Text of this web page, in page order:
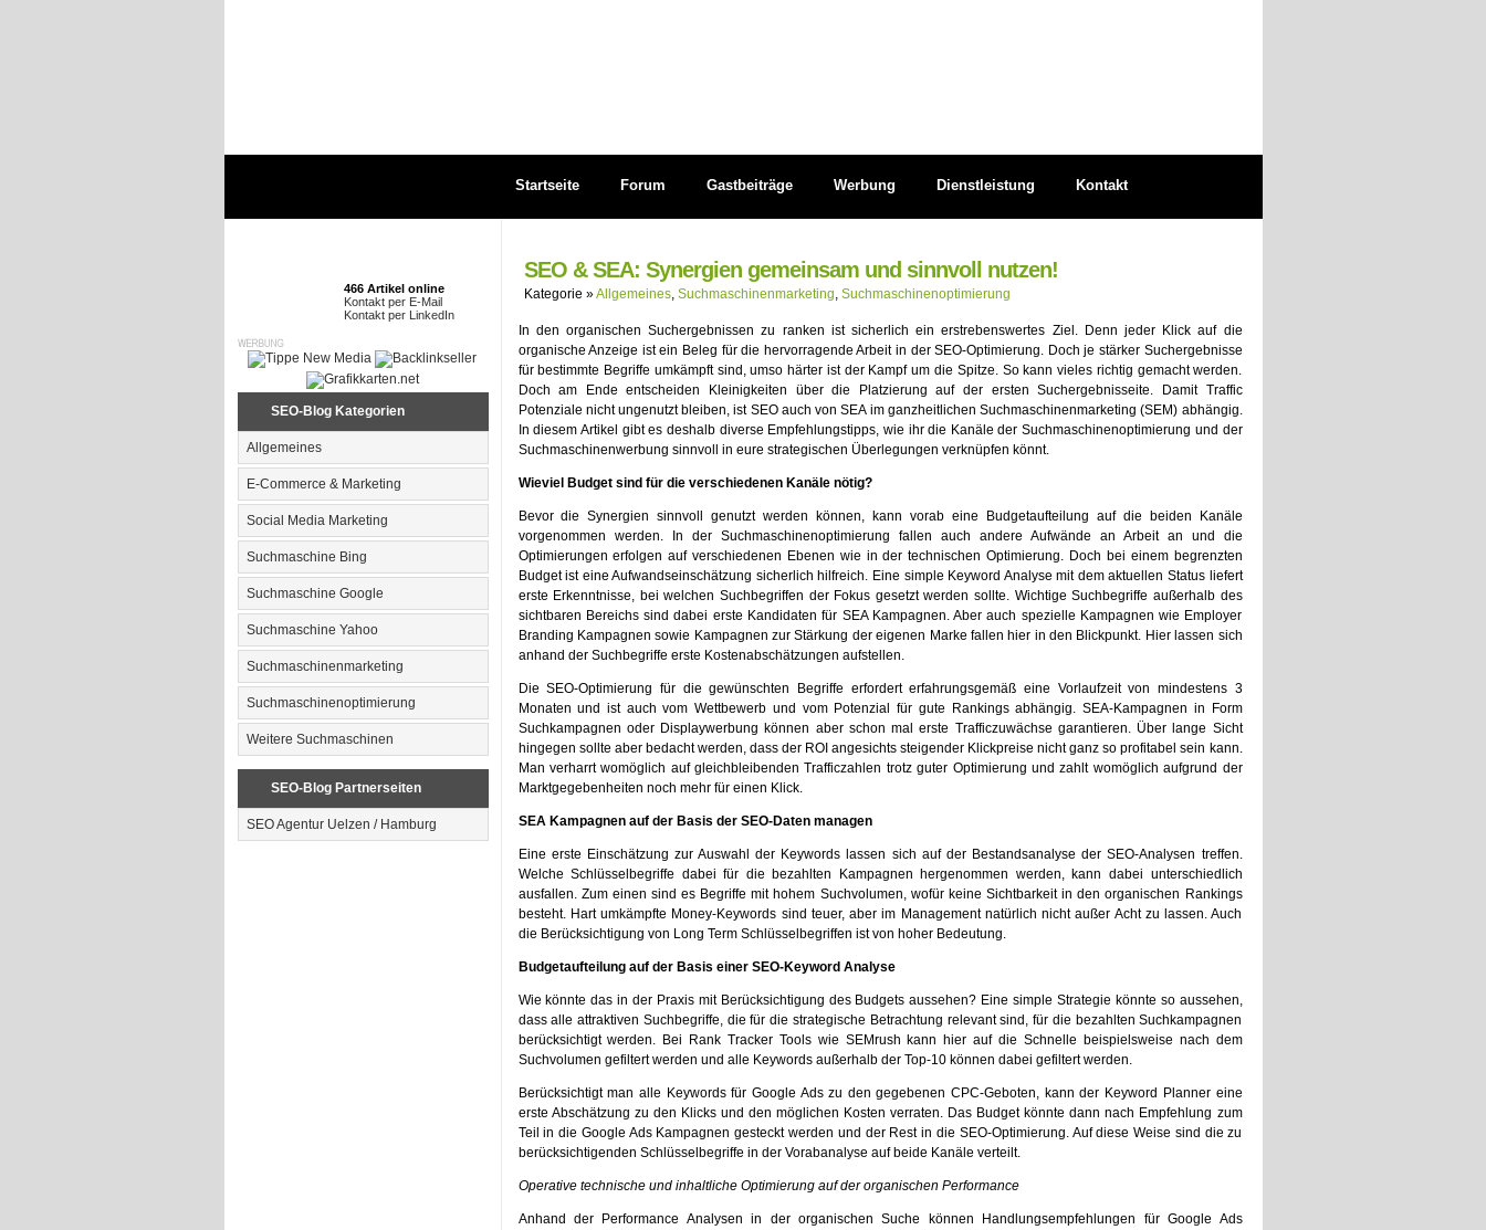
Startseite Forum Gastbeiträge Werbung Dienstleistung Kontakt
466 Artikel online
Kontakt per E-Mail
Kontakt per LinkedIn
SEO-Blog Kategorien
Allgemeines
E-Commerce & Marketing
Social Media Marketing
Suchmaschine Bing
Suchmaschine Google
Suchmaschine Yahoo
Suchmaschinenmarketing
Suchmaschinenoptimierung
Weitere Suchmaschinen
SEO-Blog Partnerseiten
SEO Agentur Uelzen / Hamburg
SEO & SEA: Synergien gemeinsam und sinnvoll nutzen!
Kategorie »Allgemeines, Suchmaschinenmarketing, Suchmaschinenoptimierung
In den organischen Suchergebnissen zu ranken ist sicherlich ein erstrebenswertes Ziel. Denn jeder Klick auf die
organische Anzeige ist ein Beleg für die hervorragende Arbeit in der SEO-Optimierung. Doch je stärker Suchergebnisse
für bestimmte Begriffe umkämpft sind, umso härter ist der Kampf um die Spitze. So kann vieles richtig gemacht werden.
Doch am Ende entscheiden Kleinigkeiten über die Platzierung auf der ersten Suchergebnisseite. Damit Traffic
Potenziale nicht ungenutzt bleiben, ist SEO auch von SEA im ganzheitlichen Suchmaschinenmarketing (SEM) abhängig.
In diesem Artikel gibt es deshalb diverse Empfehlungstipps, wie ihr die Kanäle der Suchmaschinenoptimierung und der
Suchmaschinenwerbung sinnvoll in eure strategischen Überlegungen verknüpfen könnt.
Wieviel Budget sind für die verschiedenen Kanäle nötig?
Bevor die Synergien sinnvoll genutzt werden können, kann vorab eine Budgetaufteilung auf die beiden Kanäle
vorgenommen werden. In der Suchmaschinenoptimierung fallen auch andere Aufwände an Arbeit an und die
Optimierungen erfolgen auf verschiedenen Ebenen wie in der technischen Optimierung. Doch bei einem begrenzten
Budget ist eine Aufwandseinschätzung sicherlich hilfreich. Eine simple Keyword Analyse mit dem aktuellen Status liefert
erste Erkenntnisse, bei welchen Suchbegriffen der Fokus gesetzt werden sollte. Wichtige Suchbegriffe außerhalb des
sichtbaren Bereichs sind dabei erste Kandidaten für SEA Kampagnen. Aber auch spezielle Kampagnen wie Employer
Branding Kampagnen sowie Kampagnen zur Stärkung der eigenen Marke fallen hier in den Blickpunkt. Hier lassen sich
anhand der Suchbegriffe erste Kostenabschätzungen aufstellen.
Die SEO-Optimierung für die gewünschten Begriffe erfordert erfahrungsgemäß eine Vorlaufzeit von mindestens 3
Monaten und ist auch vom Wettbewerb und vom Potenzial für gute Rankings abhängig. SEA-Kampagnen in Form
Suchkampagnen oder Displaywerbung können aber schon mal erste Trafficzuwächse garantieren. Über lange Sicht
hingegen sollte aber bedacht werden, dass der ROI angesichts steigender Klickpreise nicht ganz so profitabel sein kann.
Man verharrt womöglich auf gleichbleibenden Trafficzahlen trotz guter Optimierung und zahlt womöglich aufgrund der
Marktgegebenheiten noch mehr für einen Klick.
SEA Kampagnen auf der Basis der SEO-Daten managen
Eine erste Einschätzung zur Auswahl der Keywords lassen sich auf der Bestandsanalyse der SEO-Analysen treffen.
Welche Schlüsselbegriffe dabei für die bezahlten Kampagnen hergenommen werden, kann dabei unterschiedlich
ausfallen. Zum einen sind es Begriffe mit hohem Suchvolumen, wofür keine Sichtbarkeit in den organischen Rankings
besteht. Hart umkämpfte Money-Keywords sind teuer, aber im Management natürlich nicht außer Acht zu lassen. Auch
die Berücksichtigung von Long Term Schlüsselbegriffen ist von hoher Bedeutung.
Budgetaufteilung auf der Basis einer SEO-Keyword Analyse
Wie könnte das in der Praxis mit Berücksichtigung des Budgets aussehen? Eine simple Strategie könnte so aussehen,
dass alle attraktiven Suchbegriffe, die für die strategische Betrachtung relevant sind, für die bezahlten Suchkampagnen
berücksichtigt werden. Bei Rank Tracker Tools wie SEMrush kann hier auf die Schnelle beispielsweise nach dem
Suchvolumen gefiltert werden und alle Keywords außerhalb der Top-10 können dabei gefiltert werden.
Berücksichtigt man alle Keywords für Google Ads zu den gegebenen CPC-Geboten, kann der Keyword Planner eine
erste Abschätzung zu den Klicks und den möglichen Kosten verraten. Das Budget könnte dann nach Empfehlung zum
Teil in die Google Ads Kampagnen gesteckt werden und der Rest in die SEO-Optimierung. Auf diese Weise sind die zu
berücksichtigenden Schlüsselbegriffe in der Vorabanalyse auf beide Kanäle verteilt.
Operative technische und inhaltliche Optimierung auf der organischen Performance
Anhand der Performance Analysen in der organischen Suche können Handlungsempfehlungen für Google Ads